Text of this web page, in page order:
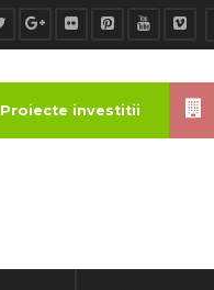
Proiecte investitii